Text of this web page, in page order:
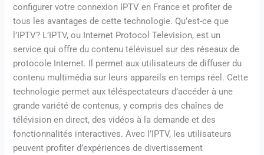
configurer votre connexion IPTV en France et profiter de
tous les avantages de cette technologie. Qu’est-ce que
l’IPTV? L’IPTV, ou Internet Protocol Television, est un
service qui offre du contenu télévisuel sur des réseaux de
protocole Internet. Il permet aux utilisateurs de diffuser du
contenu multimédia sur leurs appareils en temps réel. Cette
technologie permet aux téléspectateurs d’accéder à une
grande variété de contenus, y compris des chaînes de
télévision en direct, des vidéos à la demande et des
fonctionnalités interactives. Avec l’IPTV, les utilisateurs
peuvent profiter d’expériences de divertissement